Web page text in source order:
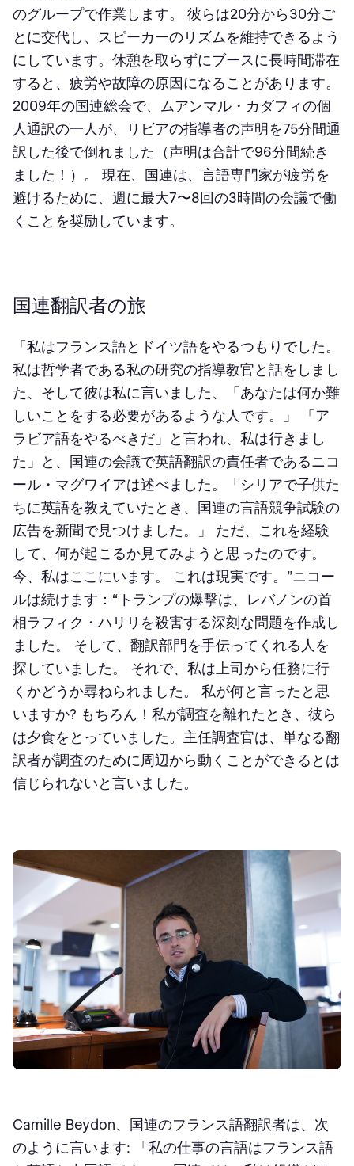
のグループで作業します。 彼らは20分から30分ご
とに交代し、スピーカーのリズムを維持できるよう
にしています。休憩を取らずにブースに長時間滞在
すると、疲労や故障の原因になることがあります。
2009年の国連総会で、ムアンマル・カダフィの個
人通訳の一人が、リビアの指導者の声明を75分間通
訳した後で倒れました（声明は合計で96分間続き
ました！）。 現在、国連は、言語専門家が疲労を
避けるために、週に最大7〜8回の3時間の会議で働
くことを奨励しています。
国連翻訳者の旅
「私はフランス語とドイツ語をやるつもりでした。
私は哲学者である私の研究の指導教官と話をしまし
た、そして彼は私に言いました、「あなたは何か難
しいことをする必要があるような人です。」 「ア
ラビア語をやるべきだ」と言われ、私は行きまし
た」と、国連の会議で英語翻訳の責任者であるニコ
ール・マグワイアは述べました。「シリアで子供た
ちに英語を教えていたとき、国連の言語競争試験の
広告を新聞で見つけました。」 ただ、これを経験
して、何が起こるか見てみようと思ったのです。
今、私はここにいます。 これは現実です。”ニコー
ルは続けます：“トランプの爆撃は、レバノンの首
相ラフィク・ハリリを殺害する深刻な問題を作成し
ました。 そして、翻訳部門を手伝ってくれる人を
探していました。 それで、私は上司から任務に行
くかどうか尋ねられました。 私が何と言ったと思
いますか? もちろん！私が調査を離れたとき、彼ら
は夕食をとっていました。主任調査官は、単なる翻
訳者が調査のために周辺から動くことができるとは
信じられないと言いました。
Camille Beydon、国連のフランス語翻訳者は、次
のように言います: 「私の仕事の言語はフランス語